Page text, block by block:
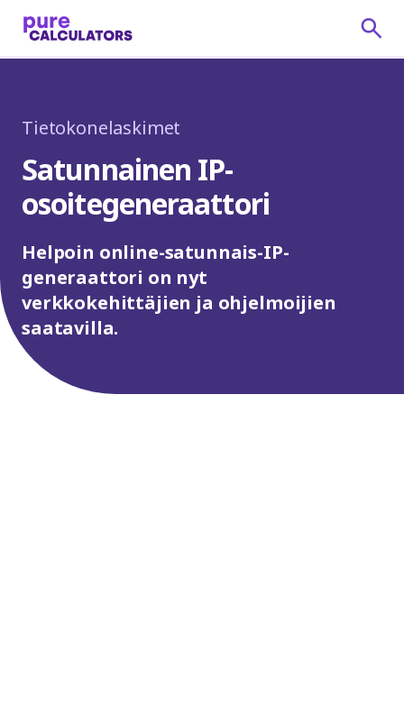
Tietokonelaskimet
Satunnainen IP-
osoitegeneraattori
Helpoin online-satunnais-IP-
generaattori on nyt
verkkokehittäjien ja ohjelmoijien
saatavilla.